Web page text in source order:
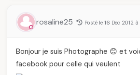
rosaline25 Posté le 16 Dec 2012 à
Bonjour je suis Photographe 😊 et
facebook pour celle qui veulent